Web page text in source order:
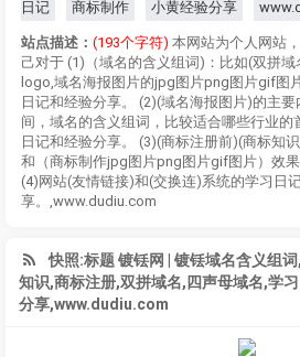
日记 商标制作 小黄经验分享
站点描述： (193个字符) 本网站为个人网站
己对于 (1)（域名的含义组词)：比如(双拼
logo,域名海报图片的jpg图片png图片gif图
日记和经验分享。 (2)(域名海报图片)的主
间，域名的含义组词，比较适合哪些行业的
日记和经验分享。 (3)(商标注册前)(商标知
和（商标制作jpg图片png图片gif图片）效果
(4)网站(友情链接)和(交换连)系统的学习日
享。,www.dudiu.com
快照:标题 镀铥网 | 镀铥域名含义组
知识,商标注册,双拼域名,四声母域名,学
分享,www.dudiu.com